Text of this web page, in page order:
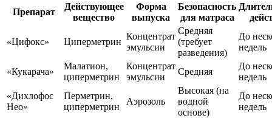
Препарат
Действующее
вещество
Форма
выпуска
Безопасность
для матраса
«Цифокс» Циперметрин
Концентрат
эмульсии
Средняя
(требует
разведения)
До
недель
«Кукарача»
Малатион,
циперметрин
Концентрат
эмульсии
Средняя
До
недель
«Дихлофос
Нео»
Перметрин,
циперметрин
Аэрозоль
Высокая (на
водной
основе)
До
недель